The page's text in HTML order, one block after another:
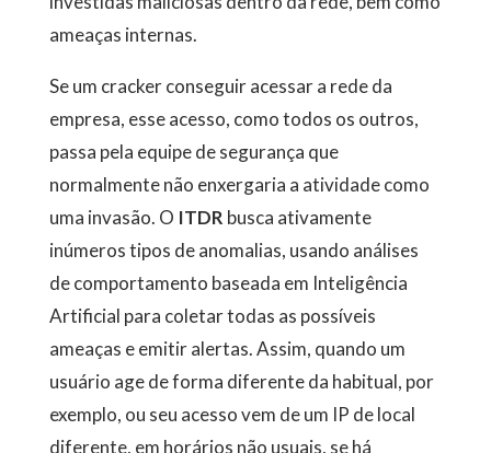
ameaças internas.
Se um cracker conseguir acessar a rede da
empresa, esse acesso, como todos os outros,
passa pela equipe de segurança que
normalmente não enxergaria a atividade como
uma invasão. O ITDR busca ativamente
inúmeros tipos de anomalias, usando análises
de comportamento baseada em Inteligência
Artificial para coletar todas as possíveis
ameaças e emitir alertas. Assim, quando um
usuário age de forma diferente da habitual, por
exemplo, ou seu acesso vem de um IP de local
diferente, em horários não usuais, se há